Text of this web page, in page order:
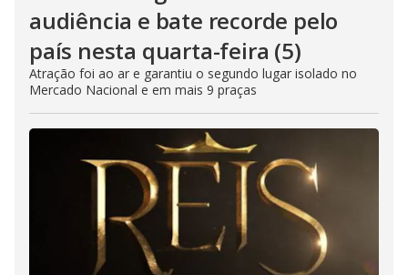
audiência e bate recorde pelo
país nesta quarta-feira (5)
Atração foi ao ar e garantiu o segundo lugar isolado no
Mercado Nacional e em mais 9 praças